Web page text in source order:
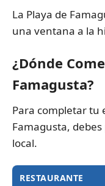
La Playa de
una ventana a la
¿Dónde
Famagusta?
Para completar tu
Famagusta,
local.
RESTAURANTE